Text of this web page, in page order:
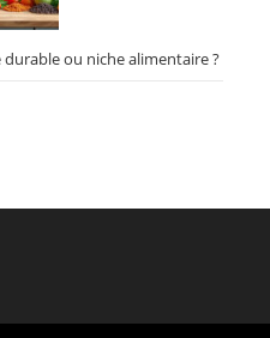
ou niche alimentaire ?